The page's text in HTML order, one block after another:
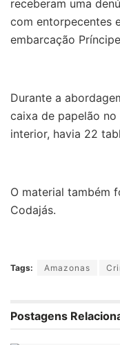
receberam uma
com entorpecentes
embarcação
Durante a
caixa de papelão no
interior, havia 22
O material também
Codajás.
Tags: Amazonas
Postagens